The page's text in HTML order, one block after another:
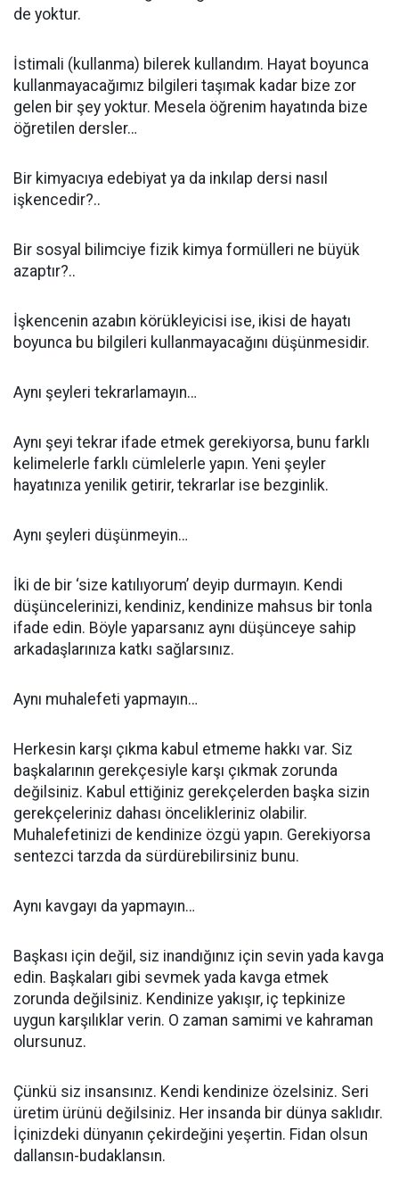
de yoktur.
İstimali (kullanma) bilerek kullandım. Hayat boyunca
kullanmayacağımız bilgileri taşımak kadar bize zor
gelen bir şey yoktur. Mesela öğrenim hayatında bize
öğretilen dersler…
Bir kimyacıya edebiyat ya da inkılap dersi nasıl
işkencedir?..
Bir sosyal bilimciye fizik kimya formülleri ne büyük
azaptır?..
İşkencenin azabın körükleyicisi ise, ikisi de hayatı
boyunca bu bilgileri kullanmayacağını düşünmesidir.
Aynı şeyleri tekrarlamayın…
Aynı şeyi tekrar ifade etmek gerekiyorsa, bunu farklı
kelimelerle farklı cümlelerle yapın. Yeni şeyler
hayatınıza yenilik getirir, tekrarlar ise bezginlik.
Aynı şeyleri düşünmeyin…
İki de bir ‘size katılıyorum’ deyip durmayın. Kendi
düşüncelerinizi, kendiniz, kendinize mahsus bir tonla
ifade edin. Böyle yaparsanız aynı düşünceye sahip
arkadaşlarınıza katkı sağlarsınız.
Aynı muhalefeti yapmayın…
Herkesin karşı çıkma kabul etmeme hakkı var. Siz
başkalarının gerekçesiyle karşı çıkmak zorunda
değilsiniz. Kabul ettiğiniz gerekçelerden başka sizin
gerekçeleriniz dahası öncelikleriniz olabilir.
Muhalefetinizi de kendinize özgü yapın. Gerekiyorsa
sentezci tarzda da sürdürebilirsiniz bunu.
Aynı kavgayı da yapmayın…
Başkası için değil, siz inandığınız için sevin yada kavga
edin. Başkaları gibi sevmek yada kavga etmek
zorunda değilsiniz. Kendinize yakışır, iç tepkinize
uygun karşılıklar verin. O zaman samimi ve kahraman
olursunuz.
Çünkü siz insansınız. Kendi kendinize özelsiniz. Seri
üretim ürünü değilsiniz. Her insanda bir dünya saklıdır.
İçinizdeki dünyanın çekirdeğini yeşertin. Fidan olsun
dallansın-budaklansın.